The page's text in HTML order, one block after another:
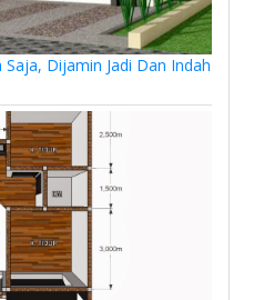
Dijamin Jadi Dan Indah